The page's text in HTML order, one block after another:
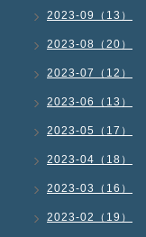
2023-09（13）
2023-08（20）
2023-07（12）
2023-06（13）
2023-05（17）
2023-04（18）
2023-03（16）
2023-02（19）